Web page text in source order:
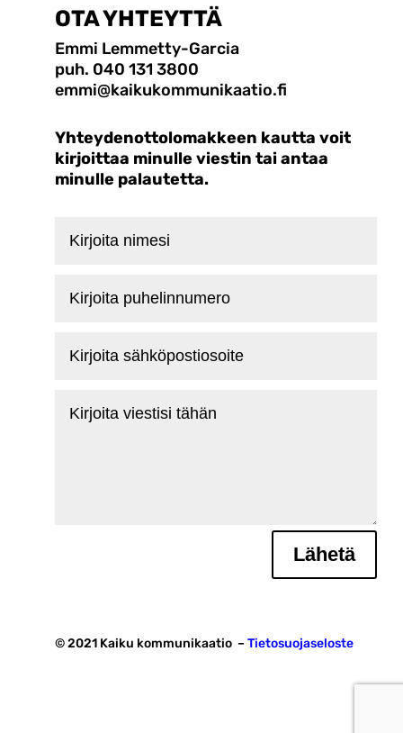
OTA YHTEYTTÄ
Emmi Lemmetty-Garcia
puh. 040 131 3800
emmi@kaikukommunikaatio.fi
Yhteydenottolomakkeen kautta voit
kirjoittaa minulle viestin tai antaa
minulle palautetta.
nimesi
puhelinnumero
sähköpostiosoite
viestisi
Lähetä
© 2021 Kaiku kommunikaatio – Tietosuojaseloste